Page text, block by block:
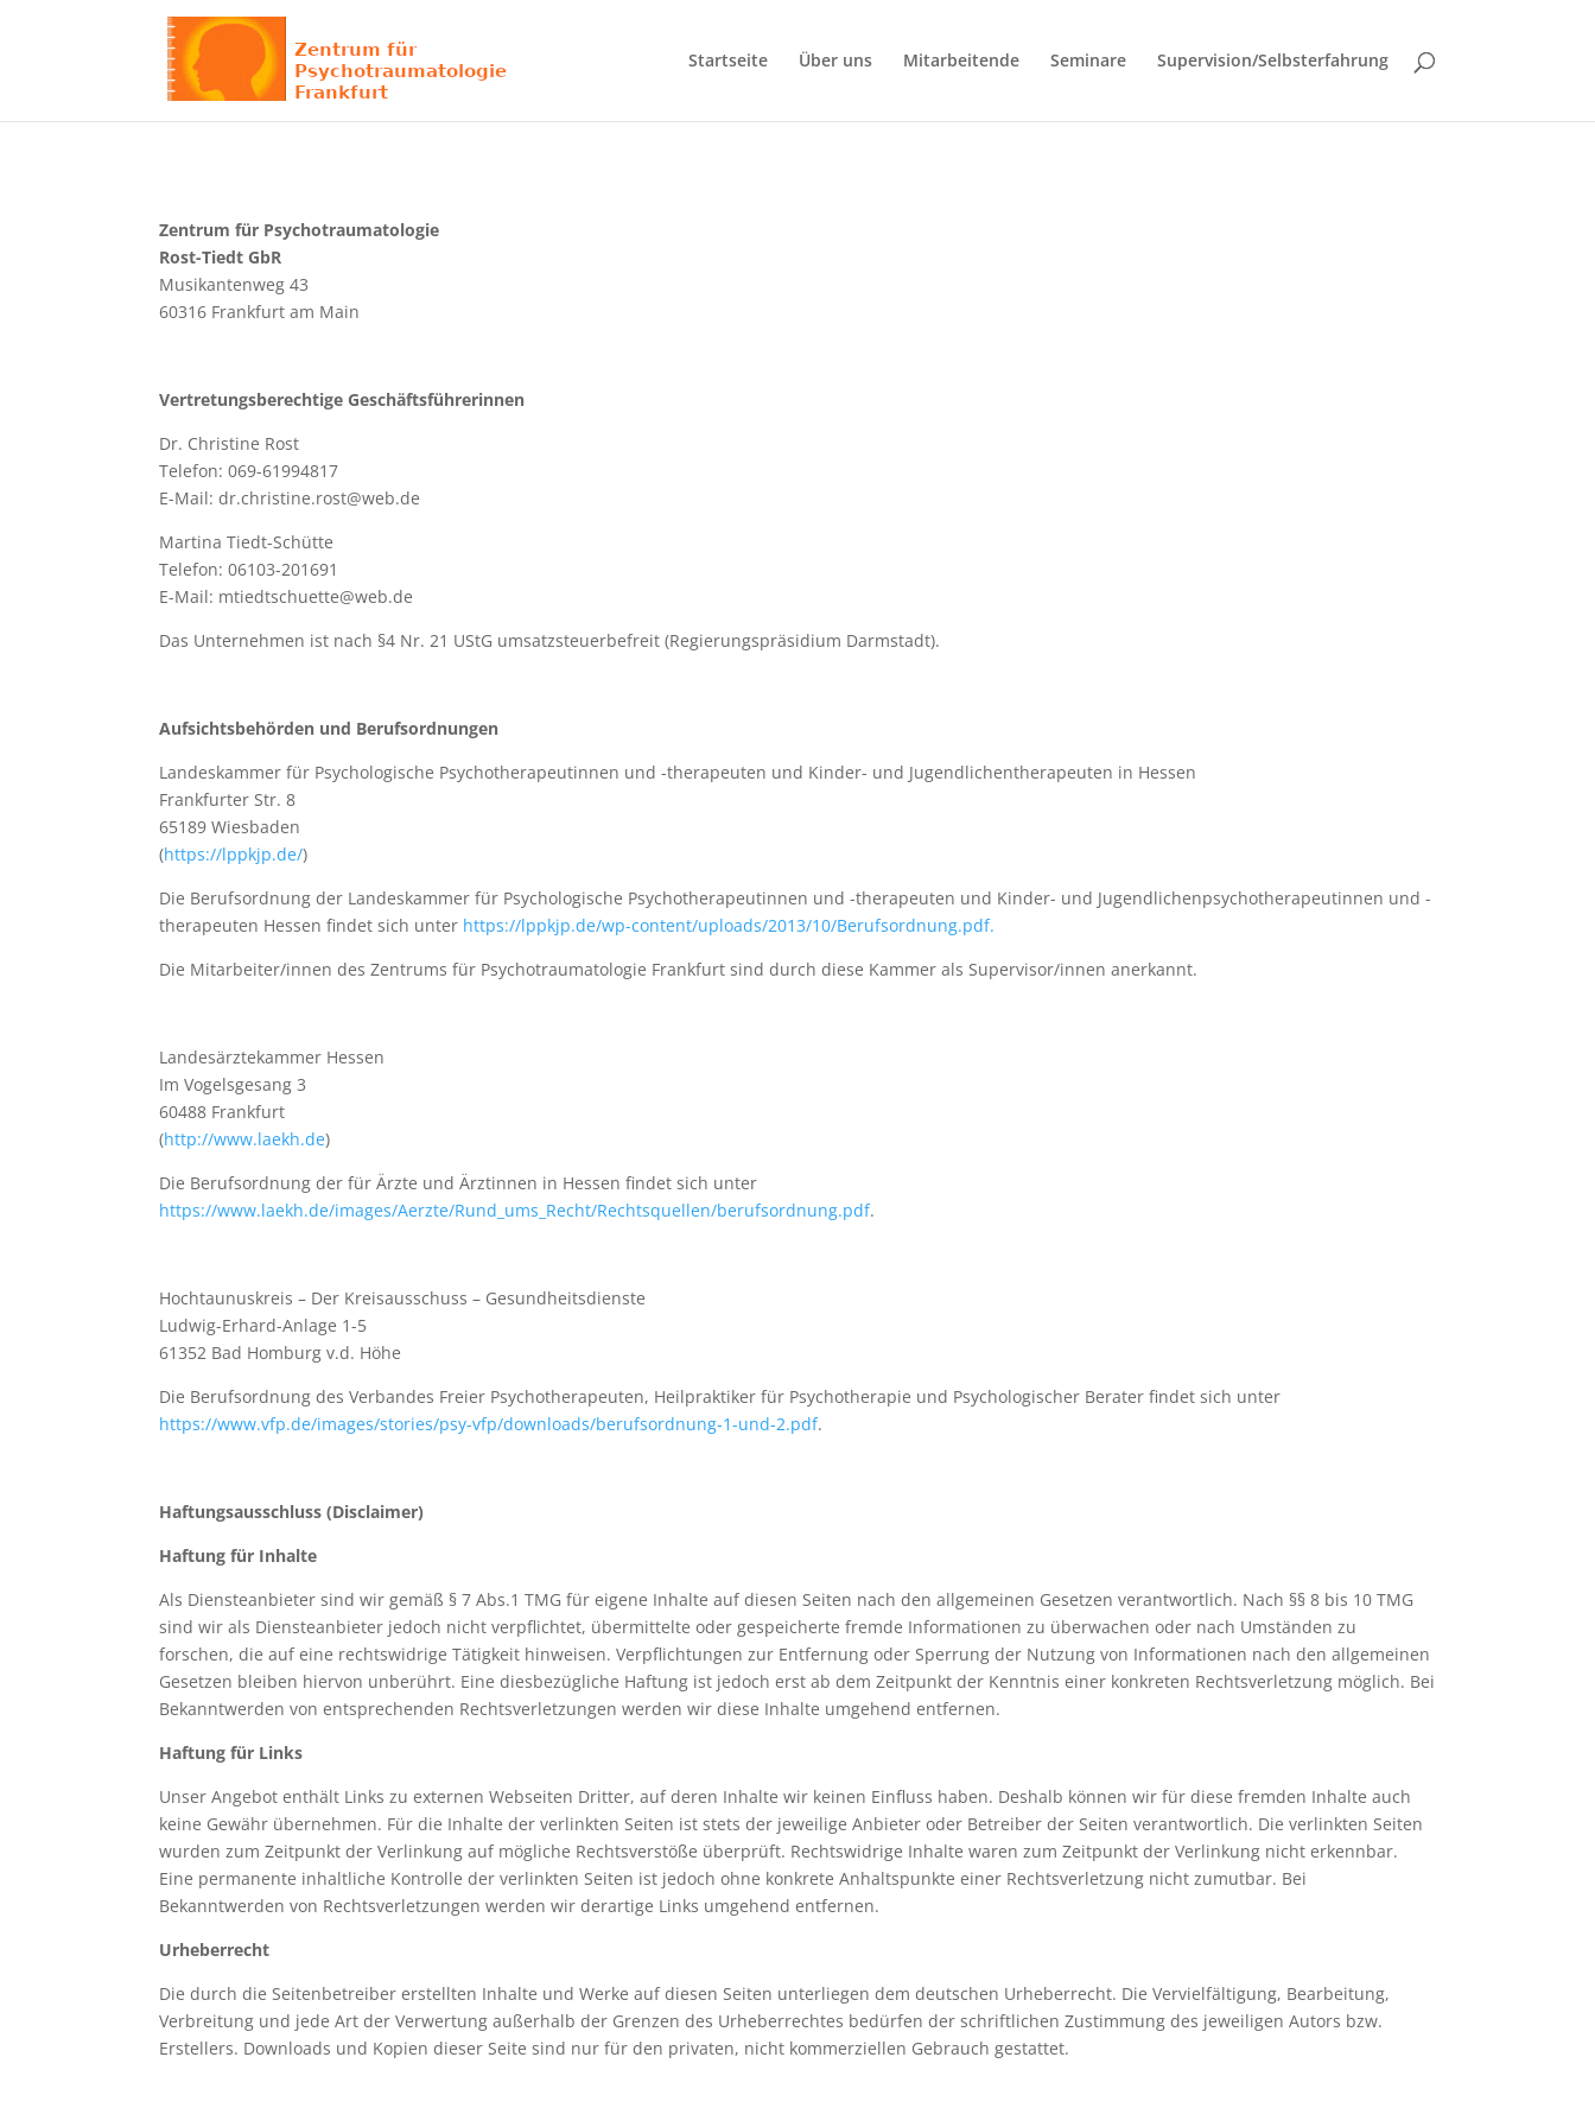
Startseite Über uns Mitarbeitende Seminare Supervision/Selbsterfahrung
Zentrum für Psychotraumatologie
Rost-Tiedt GbR
Musikantenweg 43
60316 Frankfurt am Main
Vertretungsberechtige Geschäftsführerinnen
Dr. Christine Rost
Telefon: 069-61994817
E-Mail: dr.christine.rost@web.de
Martina Tiedt-Schütte
Telefon: 06103-201691
E-Mail: mtiedtschuette@web.de
Das Unternehmen ist nach §4 Nr. 21 UStG umsatzsteuerbefreit (Regierungspräsidium Darmstadt).
Aufsichtsbehörden und Berufsordnungen
Landeskammer für Psychologische Psychotherapeutinnen und -therapeuten und Kinder- und Jugendlichentherapeuten in Hessen
Frankfurter Str. 8
65189 Wiesbaden
(https://lppkjp.de/)
Die Berufsordnung der Landeskammer für Psychologische Psychotherapeutinnen und -therapeuten und Kinder- und Jugendlichenpsychotherapeutinnen und -
therapeuten Hessen findet sich unter https://lppkjp.de/wp-content/uploads/2013/10/Berufsordnung.pdf.
Die Mitarbeiter/innen des Zentrums für Psychotraumatologie Frankfurt sind durch diese Kammer als Supervisor/innen anerkannt.
Landesärztekammer Hessen
Im Vogelsgesang 3
60488 Frankfurt
(http://www.laekh.de)
Die Berufsordnung der für Ärzte und Ärztinnen in Hessen findet sich unter
https://www.laekh.de/images/Aerzte/Rund_ums_Recht/Rechtsquellen/berufsordnung.pdf.
Hochtaunuskreis – Der Kreisausschuss – Gesundheitsdienste
Ludwig-Erhard-Anlage 1-5
61352 Bad Homburg v.d. Höhe
Die Berufsordnung des Verbandes Freier Psychotherapeuten, Heilpraktiker für Psychotherapie und Psychologischer Berater findet sich unter
https://www.vfp.de/images/stories/psy-vfp/downloads/berufsordnung-1-und-2.pdf.
Haftungsausschluss (Disclaimer)
Haftung für Inhalte
Als Diensteanbieter sind wir gemäß § 7 Abs.1 TMG für eigene Inhalte auf diesen Seiten nach den allgemeinen Gesetzen verantwortlich. Nach §§ 8 bis 10 TMG
sind wir als Diensteanbieter jedoch nicht verpflichtet, übermittelte oder gespeicherte fremde Informationen zu überwachen oder nach Umständen zu
forschen, die auf eine rechtswidrige Tätigkeit hinweisen. Verpflichtungen zur Entfernung oder Sperrung der Nutzung von Informationen nach den allgemeinen
Gesetzen bleiben hiervon unberührt. Eine diesbezügliche Haftung ist jedoch erst ab dem Zeitpunkt der Kenntnis einer konkreten Rechtsverletzung möglich. Bei
Bekanntwerden von entsprechenden Rechtsverletzungen werden wir diese Inhalte umgehend entfernen.
Haftung für Links
Unser Angebot enthält Links zu externen Webseiten Dritter, auf deren Inhalte wir keinen Einfluss haben. Deshalb können wir für diese fremden Inhalte auch
keine Gewähr übernehmen. Für die Inhalte der verlinkten Seiten ist stets der jeweilige Anbieter oder Betreiber der Seiten verantwortlich. Die verlinkten Seiten
wurden zum Zeitpunkt der Verlinkung auf mögliche Rechtsverstöße überprüft. Rechtswidrige Inhalte waren zum Zeitpunkt der Verlinkung nicht erkennbar.
Eine permanente inhaltliche Kontrolle der verlinkten Seiten ist jedoch ohne konkrete Anhaltspunkte einer Rechtsverletzung nicht zumutbar. Bei
Bekanntwerden von Rechtsverletzungen werden wir derartige Links umgehend entfernen.
Urheberrecht
Die durch die Seitenbetreiber erstellten Inhalte und Werke auf diesen Seiten unterliegen dem deutschen Urheberrecht. Die Vervielfältigung, Bearbeitung,
Verbreitung und jede Art der Verwertung außerhalb der Grenzen des Urheberrechtes bedürfen der schriftlichen Zustimmung des jeweiligen Autors bzw.
Erstellers. Downloads und Kopien dieser Seite sind nur für den privaten, nicht kommerziellen Gebrauch gestattet.